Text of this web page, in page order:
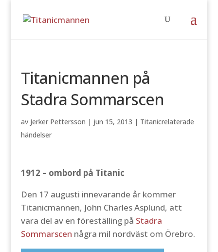
Titanicmannen på
Stadra Sommarscen
av Jerker Pettersson | jun 15, 2013 | Titanicrelaterade
händelser
1912 – ombord på Titanic
Den 17 augusti innevarande år kommer
Titanicmannen, John Charles Asplund, att
vara del av en föreställing på Stadra
Sommarscen några mil nordväst om Örebro.